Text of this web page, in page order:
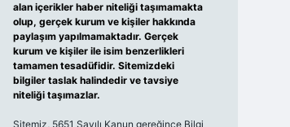
alan içerikler haber niteliği taşımamakta
olup, gerçek kurum ve kişiler hakkında
paylaşım yapılmamaktadır. Gerçek
kurum ve kişiler ile isim benzerlikleri
tamamen tesadüfidir. Sitemizdeki
bilgiler taslak halindedir ve tavsiye
niteliği taşımazlar.
Sitemiz, 5651 Sayılı Kanun gereğince Bilgi